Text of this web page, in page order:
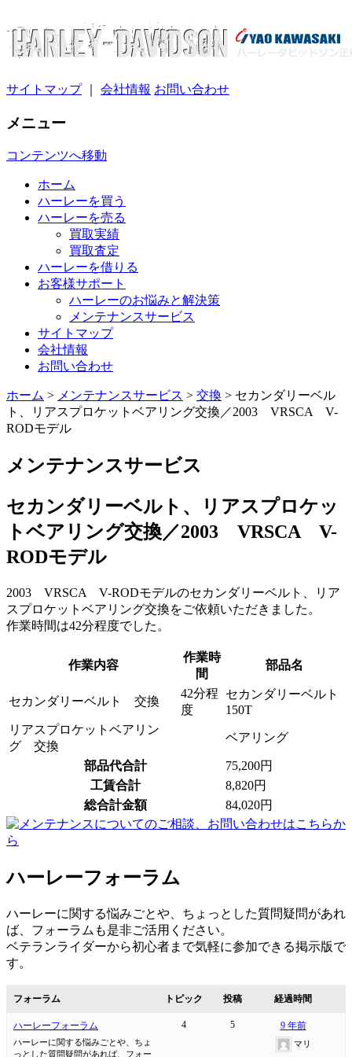
サイトマップ｜ 会社情報 お問い合わせ
メニュー
コンテンツへ移動
ホーム
ハーレーを買う
ハーレーを売る
買取実績
買取査定
ハーレーを借りる
お客様サポート
ハーレーのお悩みと解決策
メンテナンスサービス
サイトマップ
会社情報
お問い合わせ
ホーム > メンテナンスサービス > 交換 > セカンダリーベル
ト、リアスプロケットベアリング交換／2003 VRSCA V-
RODモデル
メンテナンスサービス
セカンダリーベルト、リアスプロケッ
トベアリング交換／2003 VRSCA V-
RODモデル
2003 VRSCA V-RODモデルのセカンダリーベルト、リア
スプロケットベアリング交換をご依頼いただきました。
作業時間は42分程度でした。
作業内容
作業時
間
部品名
セカンダリーベルト 交換
42分程
度
セカンダリーベルト
150T
リアスプロケットベアリン
グ 交換
ベアリング
部品代合計
75,200円
工賃合計
8,820円
総合計金額
84,020円
ハーレーフォーラム
ハーレーに関する悩みごとや、ちょっとした質問疑問があれ
ば、フォーラムも是非ご活用ください。
ベテランライダーから初心者まで気軽に参加できる掲示版で
す。
フォーラム トピック 投稿 経過時間
ハーレーフォーラム
ハーレーに関する悩みごとや、ちょ
っとした質問疑問があれば、フォー
4 5 9 年前
マリ